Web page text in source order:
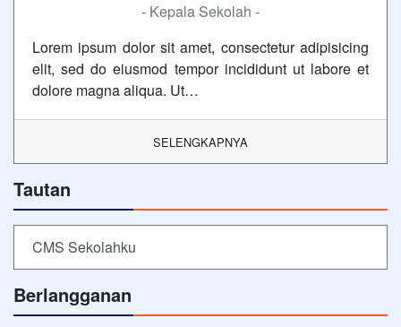
- Kepala Sekolah -
Lorem ipsum dolor sit amet, consectetur adipisicing
elit, sed do eiusmod tempor incididunt ut labore et
dolore magna aliqua. Ut…
SELENGKAPNYA
Tautan
CMS Sekolahku
Berlangganan